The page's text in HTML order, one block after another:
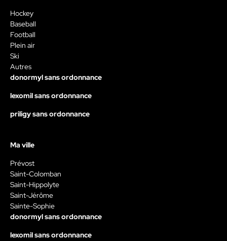
Hockey
Baseball
Football
Plein air
Ski
Autres
donormyl sans ordonnance
lexomil sans ordonnance
priligy sans ordonnance
Ma ville
Prévost
Saint-Colomban
Saint-Hippolyte
Saint-Jérôme
Sainte-Sophie
donormyl sans ordonnance
lexomil sans ordonnance